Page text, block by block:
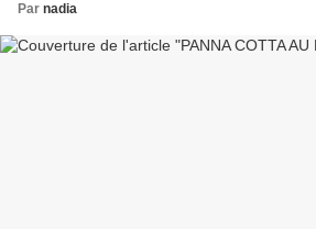
Par nadia